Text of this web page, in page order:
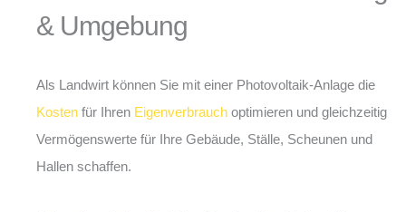
& Umgebung
Als Landwirt können Sie mit einer Photovoltaik-Anlage die
Kosten für Ihren Eigenverbrauch optimieren und gleichzeitig
Vermögenswerte für Ihre Gebäude, Ställe, Scheunen und
Hallen schaffen.